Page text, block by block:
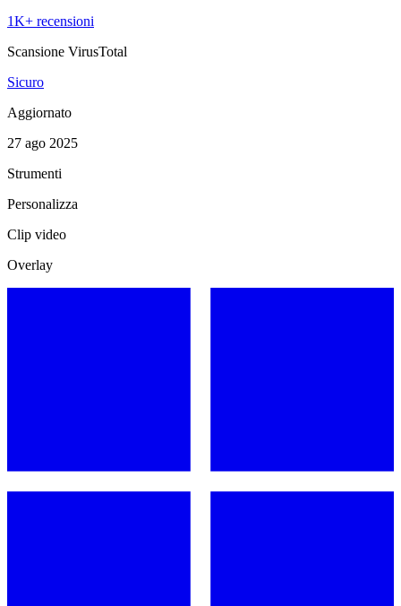
1K+ recensioni
Scansione VirusTotal
Sicuro
Aggiornato
27 ago 2025
Strumenti
Personalizza
Clip video
Overlay